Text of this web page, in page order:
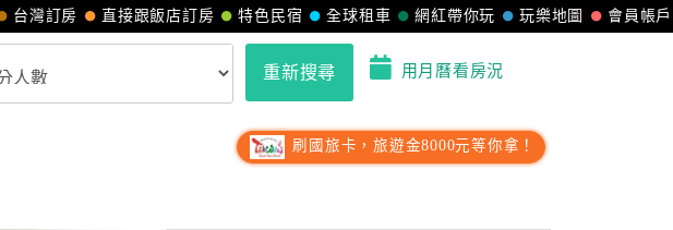
會員帳戶
玩樂地圖
網紅帶你玩
全球租車
特色民宿
直接跟飯店訂房
台灣訂房
重新搜尋 用月曆看房況
刷國旅卡，旅遊金8000元等你拿！